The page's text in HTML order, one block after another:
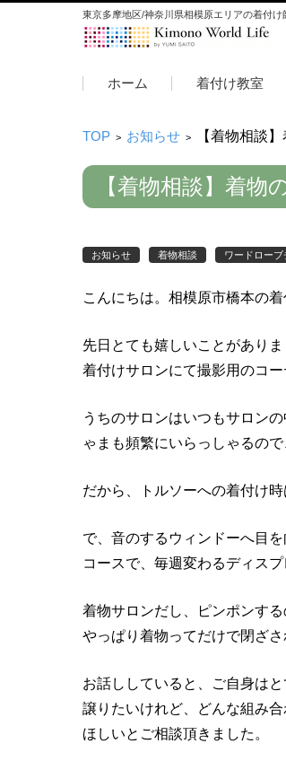
東京多摩地区/神奈川県相模原エリアの着付
ホーム
着付け教室
TOP > お知らせ > 【着物相談
【着物相談】着物
お知らせ 着物相談 ワードローブ
こんにちは。相模原市橋本の
先日とても嬉しいことがあり
着付けサロンにて撮影用のコ
うちのサロンはいつもサロン
ゃまも頻繁にいらっしゃるの
だから、トルソーへの着付け
で、音のするウィンドーへ目
コースで、毎週変わるディス
着物サロンだし、ピンポンす
やっぱり着物ってだけで閉ざ
お話ししていると、ご自身は
譲りたいけれど、どんな組み
ほしいとご相談頂きました。